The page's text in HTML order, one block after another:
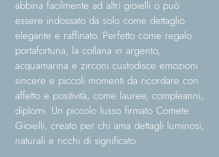
abbina facilmente ad altri gioielli o può
essere indossato da solo come dettaglio
elegante e raffinato. Perfetto come regalo
portafortuna, la collana in argento,
acquamarina e zirconi custodisce emozioni
sincere e piccoli momenti da ricordare con
affetto e positività, come lauree, compleanni,
diplomi. Un piccolo lusso firmato Comete
Gioielli, creato per chi ama dettagli luminosi,
naturali e ricchi di significato.